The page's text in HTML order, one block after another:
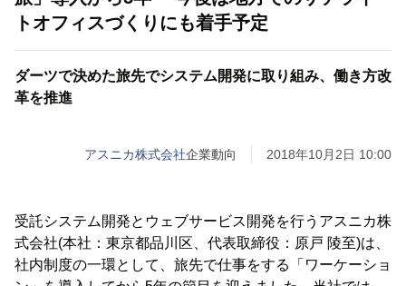
トオフィスづくりにも着手予定
ダーツで決めた旅先でシステム開発に取り組み、働き方改
革を推進
アスニカ株式会社企業動向 2018年10月2日 10:00
受託システム開発とウェブサービス開発を行うアスニカ株
式会社(本社：東京都品川区、代表取締役：原戸 陵至)は、
社内制度の一環として、旅先で仕事をする「ワーケーショ